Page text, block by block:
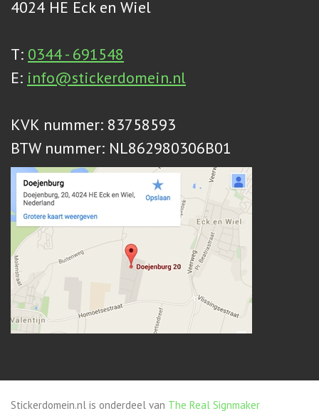
4024 HE Eck en Wiel
T: 0344 - 691548
E: info@stickerdomein.nl
KVK nummer: 83758593
BTW nummer: NL862980306B01
Stickerdomein.nl is onderdeel van The Real Signmaker